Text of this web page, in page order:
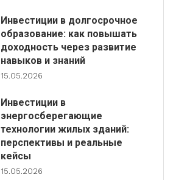
Инвестиции в долгосрочное
образование: как повышать
доходность через развитие
навыков и знаний
15.05.2026
Инвестиции в
энергосберегающие
технологии жилых зданий:
перспективы и реальные
кейсы
15.05.2026